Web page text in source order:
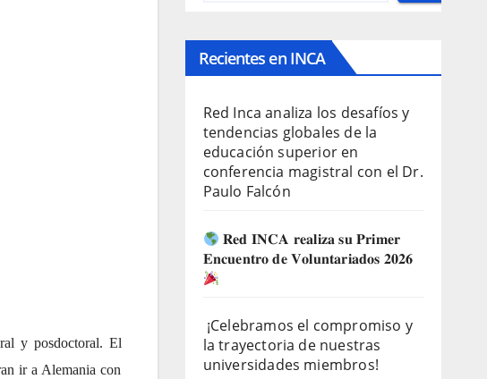
y posdoctoral. El
ir a Alemania con
Recientes en INCA
Red Inca analiza los desafíos y
tendencias globales de la
educación superior en
conferencia magistral con el Dr.
Paulo Falcón
𝐑𝐞𝐝 𝐈𝐍𝐂𝐀 𝐫𝐞𝐚𝐥𝐢𝐳𝐚 𝐬𝐮 𝐏𝐫𝐢𝐦𝐞𝐫
𝐄𝐧𝐜𝐮𝐞𝐧𝐭𝐫𝐨 𝐝𝐞 𝐕𝐨𝐥𝐮𝐧𝐭𝐚𝐫𝐢𝐚𝐝𝐨𝐬 𝟐𝟎𝟐𝟔
¡Celebramos el compromiso y
la trayectoria de nuestras
universidades miembros!